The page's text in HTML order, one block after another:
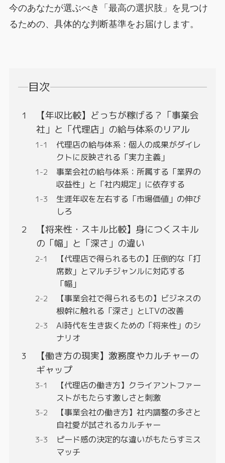
今のあなたが選ぶべき「最高の選択肢」を見つけ
るための、具体的な判断基準をお届けします。
目次
【年収比較】どっちが稼げる？「事業会
社」と「代理店」の給与体系のリアル
代理店の給与体系：個人の成果がダイレ
クトに反映される「実力主義」
事業会社の給与体系：所属する「業界の
収益性」と「社内規定」に依存する
生涯年収を左右する「市場価値」の伸び
しろ
【将来性・スキル比較】身につくスキル
の「幅」と「深さ」の違い
【代理店で得られるもの】圧倒的な「打
席数」とマルチジャンルに対応する
「幅」
【事業会社で得られるもの】ビジネスの
根幹に触れる「深さ」とLTVの改善
AI時代を生き抜くための「将来性」のシ
ナリオ
【働き方の現実】激務度やカルチャーの
ギャップ
【代理店の働き方】クライアントファー
ストがもたらす激しさと刺激
【事業会社の働き方】社内調整の多さと
自社愛が試されるカルチャー
ピード感の決定的な違いがもたらすミス
マッチ